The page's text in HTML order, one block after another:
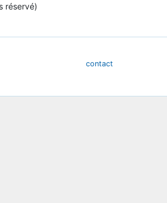
réservé)
contact